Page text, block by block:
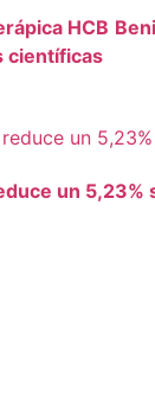
HCB
científicas
un 5,23%